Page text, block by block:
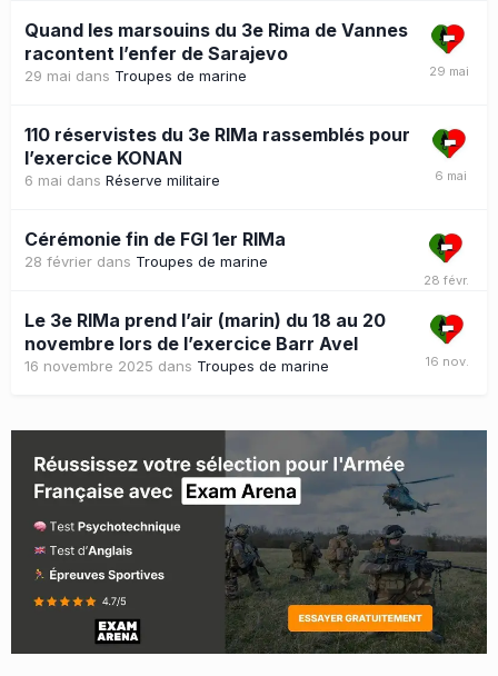
Quand les marsouins du 3e Rima de Vannes
racontent l’enfer de Sarajevo
29 mai dans Troupes de marine
110 réservistes du 3e RIMa rassemblés pour
l’exercice KONAN
6 mai dans Réserve militaire
Cérémonie fin de FGI 1er RIMa
28 février dans Troupes de marine
Le 3e RIMa prend l’air (marin) du 18 au 20
novembre lors de l’exercice Barr Avel
16 novembre 2025 dans Troupes de marine